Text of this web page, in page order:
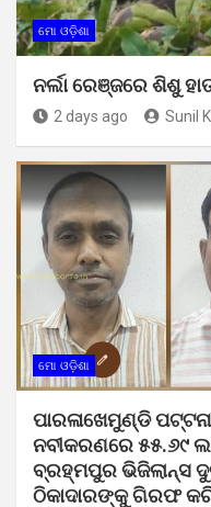
ମୋ ଓଡ଼ିଶା
ନର୍ଲା ରେଞ୍ଜରେ ଶିଶୁ
2 days ago Sunil
ମୋ ଓଡ଼ିଶା
ପାରଳାଖେମୁଣ୍ଡି
ନବୀକରଣରେ ୫୫.୬୯
ବ୍ରହ୍ମପୁର ଭିଜିଲାନ୍ସ
ଠିକାଦାରଙ୍କୁ ଗିରଫ